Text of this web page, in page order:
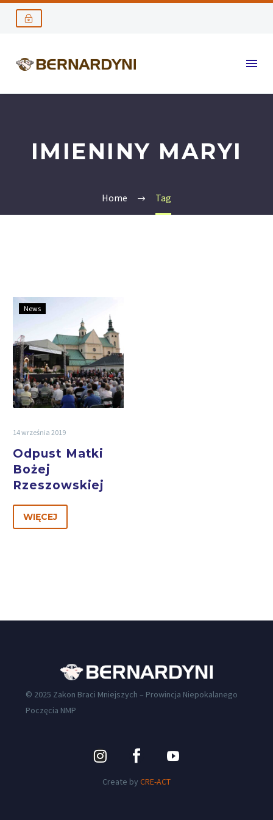
IMIENINY MARYI
Home Tag
News
14 września 2019
Odpust Matki
Bożej
Rzeszowskiej
WIĘCEJ
© 2025 Zakon Braci Mniejszych – Prowincja Niepokalanego
Poczęcia NMP
Create by CRE-ACT